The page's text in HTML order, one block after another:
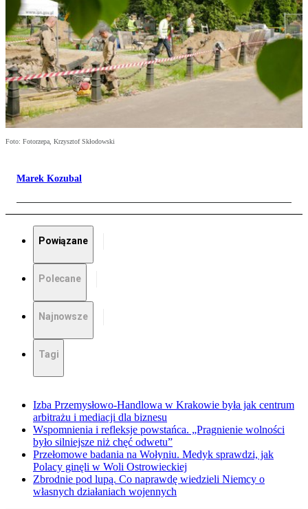
Foto: Fotorzepa, Krzysztof Skłodowski
Marek Kozubal
Powiązane
Polecane
Najnowsze
Tagi
Izba Przemysłowo-Handlowa w Krakowie była jak centrum
arbitrażu i mediacji dla biznesu
Wspomnienia i refleksje powstańca. „Pragnienie wolności
było silniejsze niż chęć odwetu”
Przełomowe badania na Wołyniu. Medyk sprawdzi, jak
Polacy ginęli w Woli Ostrowieckiej
Zbrodnie pod lupą. Co naprawdę wiedzieli Niemcy o
własnych działaniach wojennych